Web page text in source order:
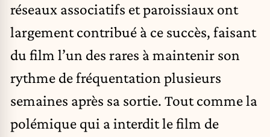
réseaux associatifs et paroissiaux ont
largement contribué à ce succès, faisant
du film l’un des rares à maintenir son
rythme de fréquentation plusieurs
semaines après sa sortie. Tout comme la
polémique qui a interdit le film de